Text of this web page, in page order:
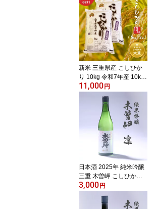
ロ コシヒカリ もっちり
生産者直送 自社精米おか
わり 食べ盛り お試し価
格 送料無料 プチギフト
粗品 景品 米 遠足 運動会
お弁当 贈り物 ご挨拶
新米 三重県産 こしひか
り 10kg 令和7年産 10kg
(5kg×2袋) 精米 白米 お米
国産米 10キロ コシヒカ
リ もっちり 生産者直送
自社精米おかわり 食べ盛
り 贈り物 おすそ分け イ
ベント パーティー ギフ
ト ご挨拶 祭り 運動会 お
11,000円
日本酒 2025年 純米吟醸
三重 木曽岬 こしひかり 7
20ml 年末年始 ご挨
拶 ギフト 父の日
贈り物 日本酒ギフト
3,000円